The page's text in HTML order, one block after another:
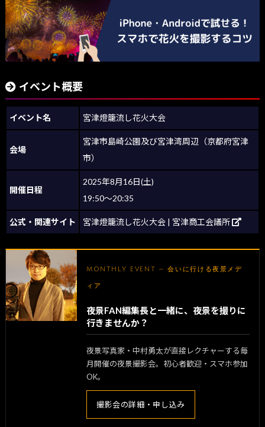
イベント概要
イベント名 宮津燈籠流し花火大会
会場
宮津市島崎公園及び宮津湾周辺（京都府宮津
市）
開催日程
2025年8月16日(土)
19:50〜20:35
公式・関連サイト 宮津燈籠流し花火大会 | 宮津商工会議所
MONTHLY EVENT — 会いに行ける夜景メデ
ィア
夜景FAN編集長と一緒に、夜景を撮りに
行きませんか？
夜景写真家・中村勇太が直接レクチャーする毎
月開催の夜景撮影会。初心者歓迎・スマホ参加
OK。
撮影会の詳細・申し込み